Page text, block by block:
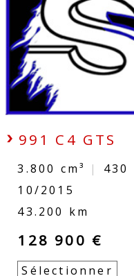
991 C4 GTS
3.800 cm³ | 430
10/2015
43.200 km
128 900 €
Sélectionner